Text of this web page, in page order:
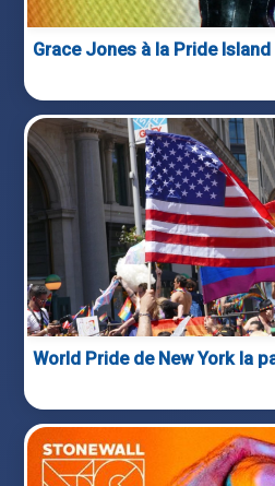
Grace Jones à la Pride
World Pride de New York la